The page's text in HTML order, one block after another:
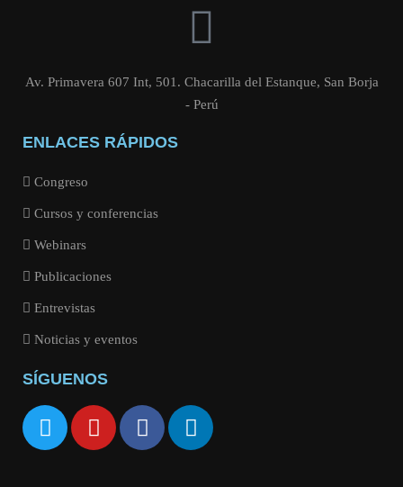
Av. Primavera 607 Int, 501. Chacarilla del Estanque, San Borja
- Perú
ENLACES RÁPIDOS
Congreso
Cursos y conferencias
Webinars
Publicaciones
Entrevistas
Noticias y eventos
SÍGUENOS